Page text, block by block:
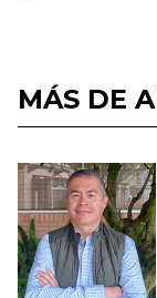
MÁS DE